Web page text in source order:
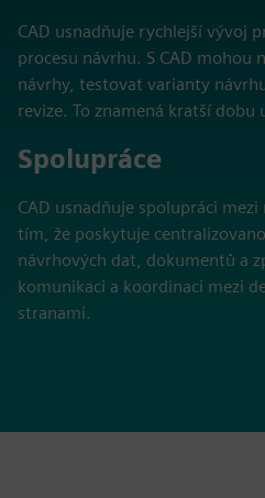
CAD usnadňuje rychlejší vývoj
procesu návrhu. S CAD mohou
návrhy, testovat varianty
revize. To znamená kratší dobu
Spolupráce
CAD usnadňuje spolupráci
tím, že poskytuje
návrhových dat, dokumentů a
komunikaci a koordinaci mezi
stranami.